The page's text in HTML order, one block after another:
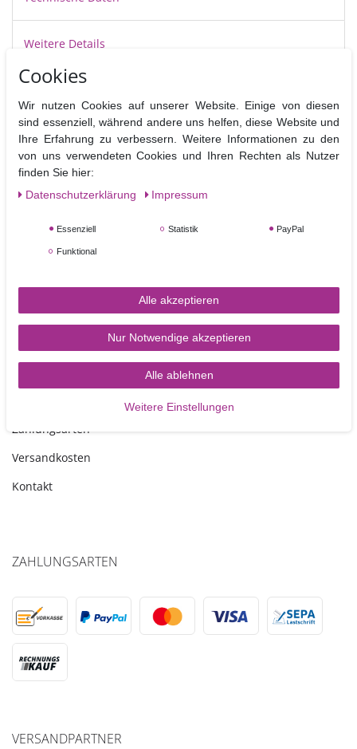
Weitere Details
ebene Pappscheiben die mit einer abwischbaren silbrigen Folie bezogen
sind.
Sie dienen als Tortenplatten unter mit Fondant bezogenen Torten und
können bei sorgfältigem Gebrauch mehrfach verwendet werden.
Die Drums können zusätzlich noch mit Fondant bezogen und so in die
Dekoration der Torte mit integriert werden.
Kantenlänge 25,4 cm , Höhe ca.12 mm
Zahlungsarten
Versandkosten
Kontakt
ZAHLUNGSARTEN
VERSANDPARTNER
Cookies
Wir nutzen Cookies auf unserer Website. Einige von diesen
sind essenziell, während andere uns helfen, diese Website und
Ihre Erfahrung zu verbessern. Weitere Informationen zu den
von uns verwendeten Cookies und Ihren Rechten als Nutzer
finden Sie hier:
Daten­schutz­erklärung
Impressum
Essenziell Statistik PayPal
Funktional
Alle akzeptieren
Nur Notwendige akzeptieren
Alle ablehnen
Weitere Einstellungen